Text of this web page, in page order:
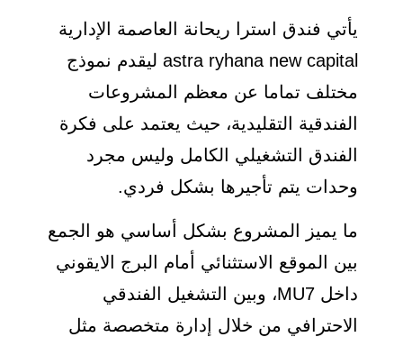
يأتي فندق استرا ريحانة العاصمة الإدارية
astra ryhana new capital ليقدم نموذج
مختلف تماما عن معظم المشروعات
الفندقية التقليدية، حيث يعتمد على فكرة
الفندق التشغيلي الكامل وليس مجرد
وحدات يتم تأجيرها بشكل فردي.
ما يميز المشروع بشكل أساسي هو الجمع
بين الموقع الاستثنائي أمام البرج الايقوني
داخل MU7، وبين التشغيل الفندقي
الاحترافي من خلال إدارة متخصصة مثل